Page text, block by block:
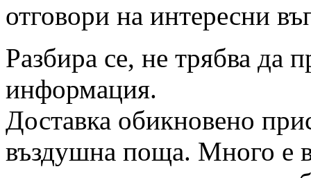
отговори на интересни
Разбира се, не трябва да
информация.
Доставка обикновено
въздушна поща. Много е